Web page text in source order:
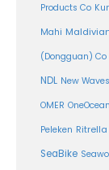
Products Co
Mahi
(Dongguan) Co
NDL New Waves
OMER OneOcean
Peleken Ritrella
SeaBike